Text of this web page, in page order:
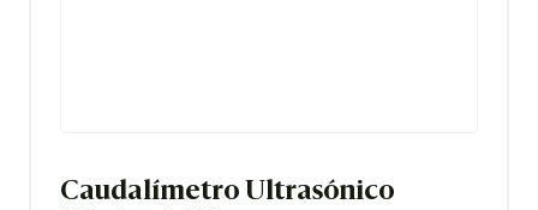
Caudalímetro Ultrasónico